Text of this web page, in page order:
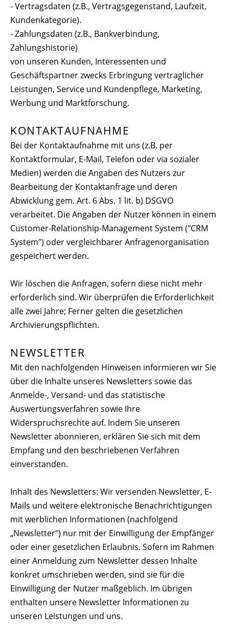
- Vertragsdaten (z.B., Vertragsgegenstand, Laufzeit,
Kundenkategorie).
- Zahlungsdaten (z.B., Bankverbindung,
Zahlungshistorie)
von unseren Kunden, Interessenten und
Geschäftspartner zwecks Erbringung vertraglicher
Leistungen, Service und Kundenpflege, Marketing,
Werbung und Marktforschung.
KONTAKTAUFNAHME
Bei der Kontaktaufnahme mit uns (z.B. per
Kontaktformular, E-Mail, Telefon oder via sozialer
Medien) werden die Angaben des Nutzers zur
Bearbeitung der Kontaktanfrage und deren
Abwicklung gem. Art. 6 Abs. 1 lit. b) DSGVO
verarbeitet. Die Angaben der Nutzer können in einem
Customer-Relationship-Management System ("CRM
System") oder vergleichbarer Anfragenorganisation
gespeichert werden.
Wir löschen die Anfragen, sofern diese nicht mehr
erforderlich sind. Wir überprüfen die Erforderlichkeit
alle zwei Jahre; Ferner gelten die gesetzlichen
Archivierungspflichten.
NEWSLETTER
Mit den nachfolgenden Hinweisen informieren wir Sie
über die Inhalte unseres Newsletters sowie das
Anmelde-, Versand- und das statistische
Auswertungsverfahren sowie Ihre
Widerspruchsrechte auf. Indem Sie unseren
Newsletter abonnieren, erklären Sie sich mit dem
Empfang und den beschriebenen Verfahren
einverstanden.
Inhalt des Newsletters: Wir versenden Newsletter, E-
Mails und weitere elektronische Benachrichtigungen
mit werblichen Informationen (nachfolgend
„Newsletter“) nur mit der Einwilligung der Empfänger
oder einer gesetzlichen Erlaubnis. Sofern im Rahmen
einer Anmeldung zum Newsletter dessen Inhalte
konkret umschrieben werden, sind sie für die
Einwilligung der Nutzer maßgeblich. Im übrigen
enthalten unsere Newsletter Informationen zu
unseren Leistungen und uns.